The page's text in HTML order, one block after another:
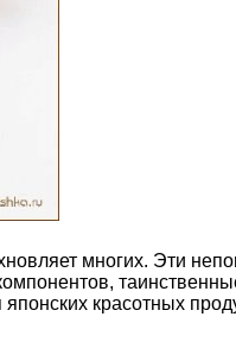
многих. Эти
красотных